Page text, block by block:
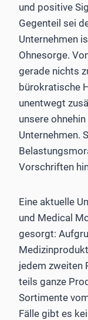
und positive
Gegenteil sei
Unternehmen
Ohnesorge.
gerade nichts
bürokratische
unentwegt
unsere
Unternehmen.
Vorschriften
Eine aktuelle
und Medical
gesorgt:
jedem zweiten
teils ganze
Sortimente
Fälle gibt es